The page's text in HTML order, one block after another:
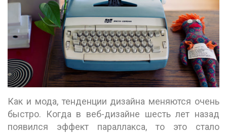
Как и мода, тенденции дизайна меняются очень
быстро. Когда в веб-дизайне шесть лет назад
появился эффект параллакса, то это стало